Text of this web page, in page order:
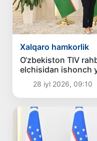
Xalqaro hamkorlik
O‘zbekiston TIV
elchisidan ishonch
28 iyl 2026, 09:10